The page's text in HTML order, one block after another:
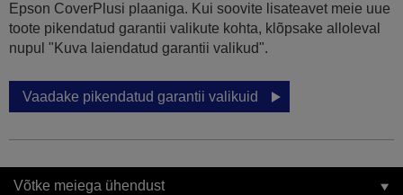
Epson CoverPlusi plaaniga. Kui soovite lisateavet meie uue
toote pikendatud garantii valikute kohta, klõpsake alloleval
nupul "Kuva laiendatud garantii valikud".
Vaadake pikendatud garantii valikuid
Võtke meiega ühendust